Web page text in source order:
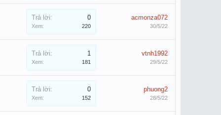
Trả lời: 0
Xem: 220
acmonza072
30/5/22
Trả lời: 1
Xem: 181
vtnh1992
29/5/22
Trả lời: 0
Xem: 152
phuong2
28/5/22